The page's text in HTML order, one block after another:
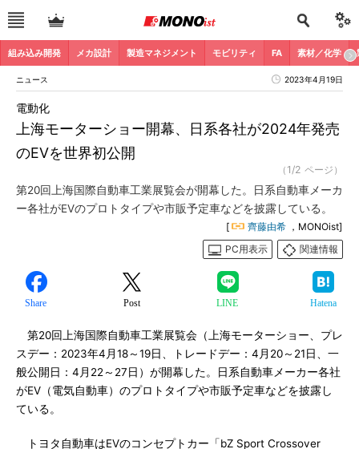
組み込み開発 メカ設計 製造マネジメント モビリティ FA 素材／化学
ニュース 2023年4月19日
上海モーターショー開幕、日系各社が2024年発売
のEVを世界初公開
電動化
（1/2 ページ）
第20回上海国際自動車工業展覧会が開幕した。日系自動車メーカ
ー各社がEVのプロトタイプや市販予定車などを披露している。
[ 齊藤由希 ，MONOist]
PC用表示
関連情報
Share Post LINE Hatena
第20回上海国際自動車工業展覧会（上海モーターショー、プレ
スデー：2023年4月18～19日、トレードデー：4月20～21日、一
般公開日：4月22～27日）が開幕した。日系自動車メーカー各社
がEV（電気自動車）のプロトタイプや市販予定車などを披露し
ている。
トヨタ自動車はEVのコンセプトカー「bZ Sport Crossover